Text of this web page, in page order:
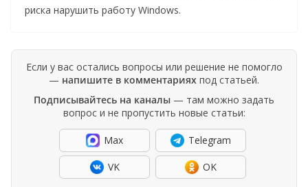
риска нарушить работу Windows.
Если у вас остались вопросы или решение не помогло
— напишите в комментариях под статьей.
Подписывайтесь на каналы — там можно задать
вопрос и не пропустить новые статьи:
Max Telegram
VK OK